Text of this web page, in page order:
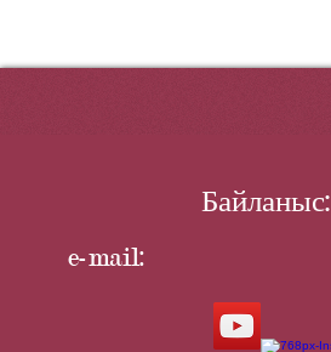
Байланыс:
e-mail: